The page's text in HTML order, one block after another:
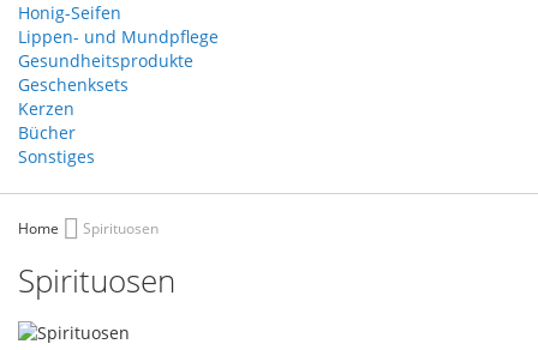
Honig-Seifen
Lippen- und Mundpflege
Gesundheitsprodukte
Geschenksets
Kerzen
Bücher
Sonstiges
Home Spirituosen
Spirituosen